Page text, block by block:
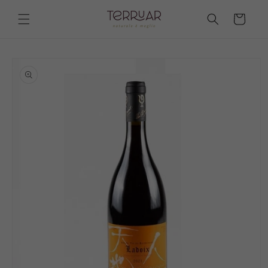
direttamente
ai contenuti
Carrello
sul prodotto